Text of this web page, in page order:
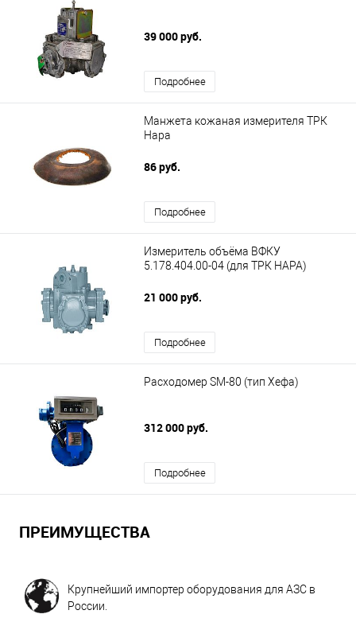
39 000 руб.
Подробнее
Манжета кожаная измерителя ТРК
Нара
86 руб.
Подробнее
Измеритель объёма ВФКУ
5.178.404.00-04 (для ТРК НАРА)
21 000 руб.
Подробнее
Расходомер SM-80 (тип Хефа)
312 000 руб.
Подробнее
ПРЕИМУЩЕСТВА
Крупнейший импортер оборудования для АЗС в
России.